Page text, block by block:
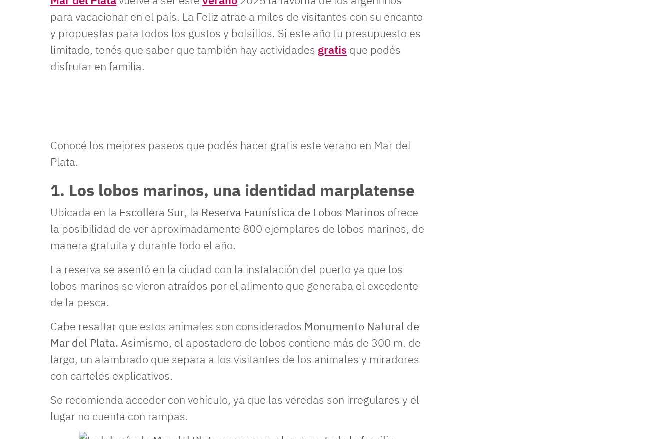
para vacacionar en el país. La Feliz atrae a miles de visitantes con su encanto
y propuestas para todos los gustos y bolsillos. Si este año tu presupuesto es
limitado, tenés que saber que también hay actividades gratis que podés
disfrutar en familia.
Conocé los mejores paseos que podés hacer gratis este verano en Mar del
Plata.
1. Los lobos marinos, una identidad marplatense
Ubicada en la Escollera Sur, la Reserva Faunística de Lobos Marinos ofrece
la posibilidad de ver aproximadamente 800 ejemplares de lobos marinos, de
manera gratuita y durante todo el año.
La reserva se asentó en la ciudad con la instalación del puerto ya que los
lobos marinos se vieron atraídos por el alimento que generaba el excedente
de la pesca.
Cabe resaltar que estos animales son considerados Monumento Natural de
Mar del Plata. Asimismo, el apostadero de lobos contiene más de 300 m. de
largo, un alambrado que separa a los visitantes de los animales y miradores
con carteles explicativos.
Se recomienda acceder con vehículo, ya que las veredas son irregulares y el
lugar no cuenta con rampas.